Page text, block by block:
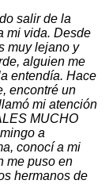
salir de la
mi vida. Desde
muy lejano y
alguien me
entendía. Hace
encontré un
mi atención
MUCHO
a
conocí a mi
me puso en
hermanos de